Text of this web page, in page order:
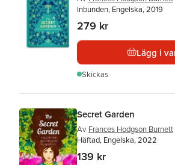
Inbunden, Engelska, 2019
279 kr
Lägg i
Skickas
Secret Garden
Av Frances Hodgson Burnett
Häftad, Engelska, 2022
139 kr